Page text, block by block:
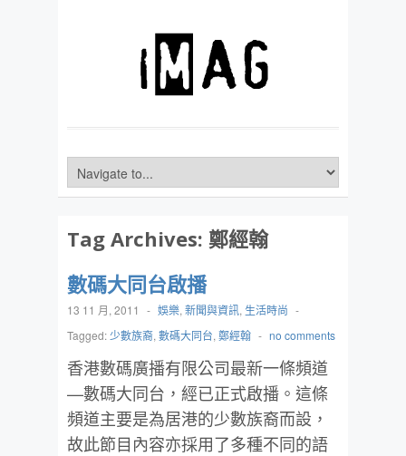
Tag Archives: 鄭經翰
數碼大同台啟播
13 11 月, 2011 - 娛樂, 新聞與資訊, 生活時尚 -
Tagged:少數族裔, 數碼大同台, 鄭經翰 - no comments
香港數碼廣播有限公司最新一條頻道
—數碼大同台，經已正式啟播。這條
頻道主要是為居港的少數族裔而設，
故此節目內容亦採用了多種不同的語